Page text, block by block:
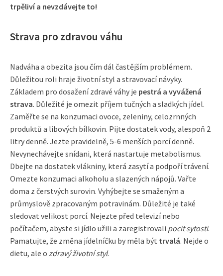
trpěliví a nevzdávejte to!
Strava pro zdravou váhu
Nadváha a obezita jsou čím dál častějším problémem.
Důležitou roli hraje životní styl a stravovací návyky.
Základem pro dosažení zdravé váhy je pestrá a vyvážená
strava. Důležité je omezit příjem tučných a sladkých jídel.
Zaměřte se na konzumaci ovoce, zeleniny, celozrnných
produktů a libových bílkovin. Pijte dostatek vody, alespoň 2
litry denně. Jezte pravidelně, 5-6 menších porcí denně.
Nevynechávejte snídani, která nastartuje metabolismus.
Dbejte na dostatek vlákniny, která zasytí a podpoří trávení.
Omezte konzumaci alkoholu a slazených nápojů. Vařte
doma z čerstvých surovin. Vyhýbejte se smaženým a
průmyslově zpracovaným potravinám. Důležité je také
sledovat velikost porcí. Nejezte před televizí nebo
počítačem, abyste si jídlo užili a zaregistrovali pocit sytosti.
Pamatujte, že změna jídelníčku by měla být trvalá. Nejde o
dietu, ale o zdravý životní styl.